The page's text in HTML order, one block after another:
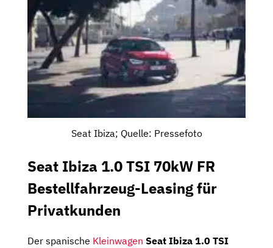
Seat Ibiza; Quelle: Pressefoto
Seat Ibiza 1.0 TSI 70kW FR
Bestellfahrzeug-Leasing für
Privatkunden
Der spanische Kleinwagen Seat Ibiza 1.0 TSI